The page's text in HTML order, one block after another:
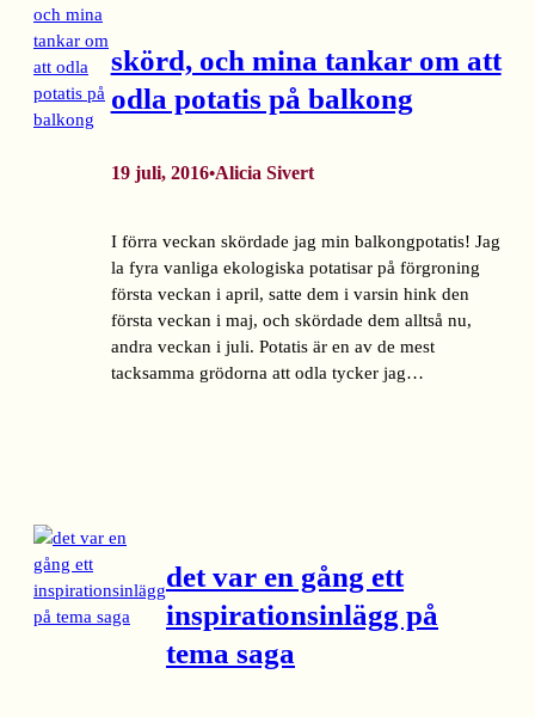
skörd, och mina tankar om att
odla potatis på balkong
19 juli, 2016•Alicia Sivert
I förra veckan skördade jag min balkongpotatis! Jag
la fyra vanliga ekologiska potatisar på förgroning
första veckan i april, satte dem i varsin hink den
första veckan i maj, och skördade dem alltså nu,
andra veckan i juli. Potatis är en av de mest
tacksamma grödorna att odla tycker jag…
det var en gång ett
inspirationsinlägg på
tema saga